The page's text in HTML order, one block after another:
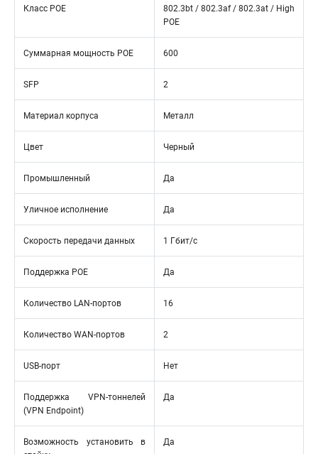
Класс POE
802.3bt / 802.3af / 802.3at / High
POE
Суммарная мощность POE 600
SFP 2
Материал корпуса Металл
Цвет Черный
Промышленный Да
Уличное исполнение Да
Скорость передачи данных 1 Гбит/с
Поддержка POE Да
Количество LAN-портов 16
Количество WAN-портов 2
USB-порт Нет
Поддержка VPN-тоннелей
(VPN Endpoint)
Да
Возможность установить в
Да